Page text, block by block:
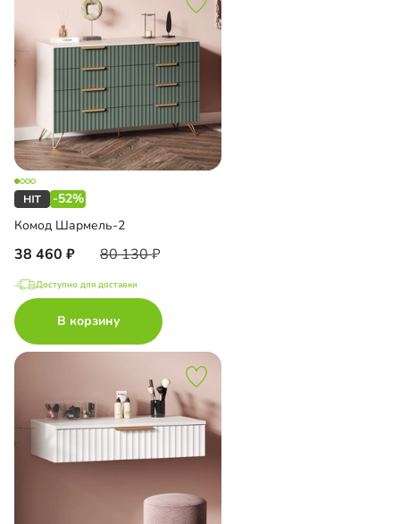
-52%
Комод Шармель-2
38 460 80 130
Доступно для доставки
В корзину